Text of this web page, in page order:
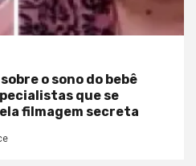
o sono do bebê
que se
filmagem secreta